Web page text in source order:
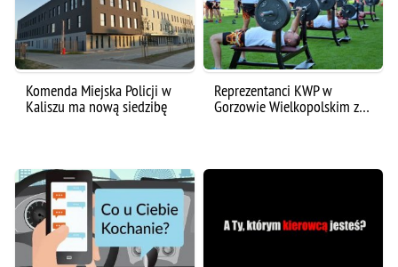
Komenda Miejska Policji w
Kaliszu ma nową siedzibę
Reprezentanci KWP w
Gorzowie Wielkopolskim z…